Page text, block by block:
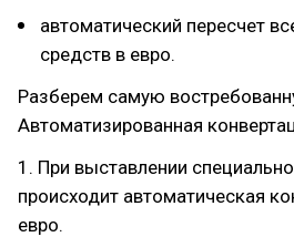
автоматический пересчет
средств в евро.
Разберем самую
Автоматизированная
1. При выставлении
происходит автоматическая
евро.